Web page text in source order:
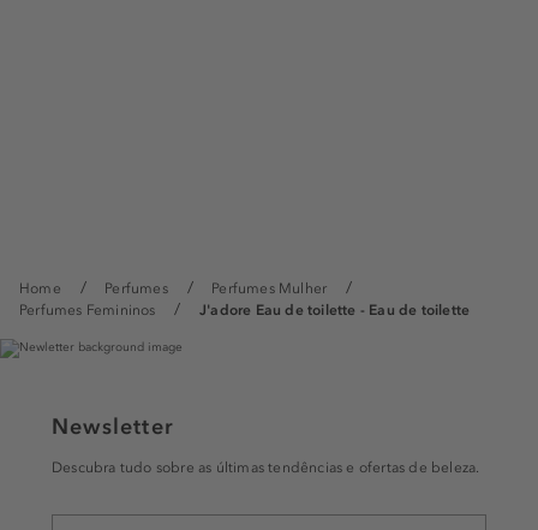
Home Perfumes
Perfumes Mulher
Perfumes Femininos
J'adore Eau de toilette - Eau de toilette
Newsletter
Descubra tudo sobre as últimas tendências e ofertas de beleza.